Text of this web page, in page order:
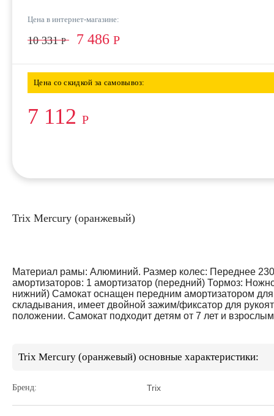
Цена в интернет-магазине:
10 331Р 7 486 Р
Цена со скидкой за самовывоз:
7 112 Р
Trix Mercury (оранжевый)
Материал рамы: Алюминий. Размер колес: Переднее
амортизаторов: 1 амортизатор (передний) Тормоз:
нижний) Самокат оснащен передним амортизатором
складывания, имеет двойной зажим/фиксатор для
положении. Самокат подходит детям от 7 лет и
Trix Mercury (оранжевый) основные характеристики:
Бренд: Trix